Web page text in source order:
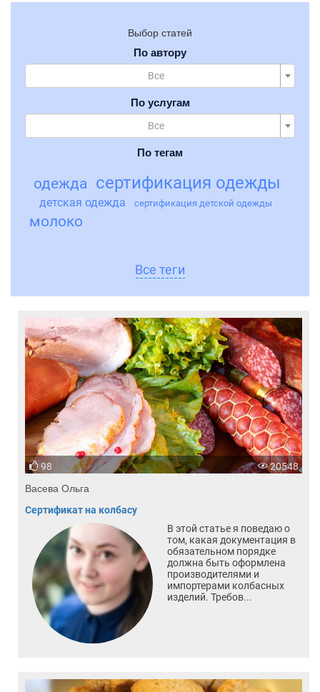
Выбор статей
По автору
Все
По услугам
Все
По тегам
одежда сертификация одежды
детская одежда сертификация детской одежды
молоко
Все теги
98 20548
Васева Ольга
Сертификат на колбасу
В этой статье я поведаю о
том, какая документация в
обязательном порядке
должна быть оформлена
производителями и
импортерами колбасных
изделий. Требов...